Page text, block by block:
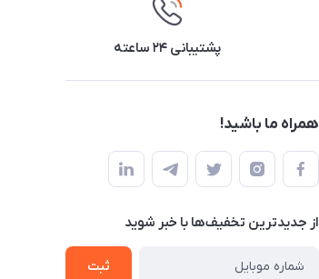
پشتیبانی ۲۴ ساعته
همراه ما باشید!
از جدید‌ترین تخفیف‌ها با‌ خبر شوید
ثبت